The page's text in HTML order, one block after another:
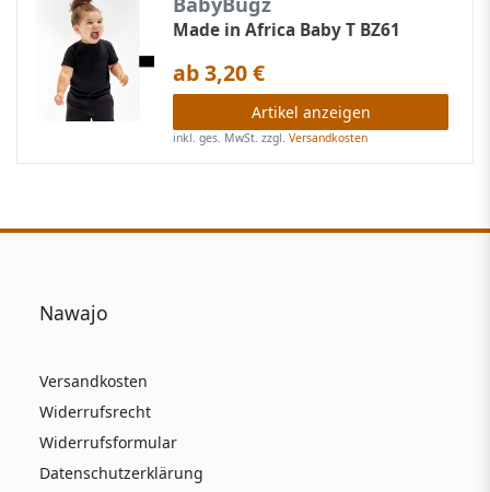
Made in Africa Baby T BZ61
ab 3,20 €
Artikel anzeigen
inkl. ges. MwSt. zzgl.Versandkosten
Nawajo
Versandkosten
Widerrufsrecht
Widerrufsformular
Datenschutzerklärung